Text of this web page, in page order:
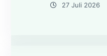
27 Juli 2026